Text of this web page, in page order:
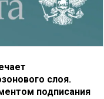
слоя.
подписания